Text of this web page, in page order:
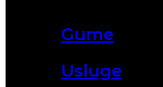
Gume
Usluge